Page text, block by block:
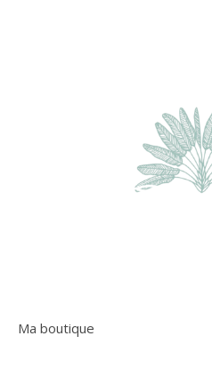
Ma boutique